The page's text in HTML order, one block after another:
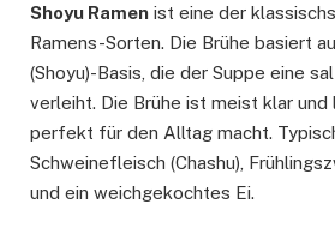
Shoyu Ramen ist eine der
Ramens-Sorten. Die Brühe basiert
(Shoyu)-Basis, die der Suppe eine
verleiht. Die Brühe ist meist klar und
perfekt für den Alltag macht.
Schweinefleisch (Chashu),
und ein weichgekochtes Ei.